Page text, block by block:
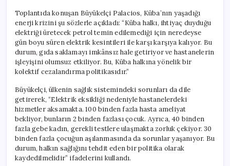
Toplantıda konuşan Büyükelçi Palacios, Küba’nın yaşadığı
enerji krizini şu sözlerle açıkladı: “Küba halkı, ihtiyaç duyduğu
elektriği üretecek petrol temin edilemediği için neredeyse
gün boyu süren elektrik kesintileri ile karşı karşıya kalıyor. Bu
durum, gıda saklamayı imkânsız hale getiriyor ve hastanelerin
işleyişini olumsuz etkiliyor. Bu, Küba halkına yönelik bir
kolektif cezalandırma politikasıdır.”
Büyükelçi, ülkenin sağlık sistemindeki sorunları da dile
getirerek, “Elektrik eksikliği nedeniyle hastanelerdeki
hizmetler aksamakta. 100 binden fazla hasta ameliyat
bekliyor, bunların 2 binden fazlası çocuk. Ayrıca, 40 binden
fazla gebe kadın, gerekli testlere ulaşmakta zorluk çekiyor. 30
binden fazla çocuğun aşılanmasında da sorunlar yaşanıyor. Bu
durum, halkın sağlığını tehdit eden bir politika olarak
kaydedilmelidir” ifadelerini kullandı.